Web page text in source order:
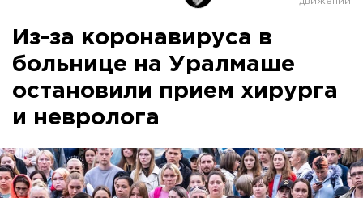
Оренбург
Из-за коронавируса в
больнице на Уралмаше
остановили прием хирурга
и невролога